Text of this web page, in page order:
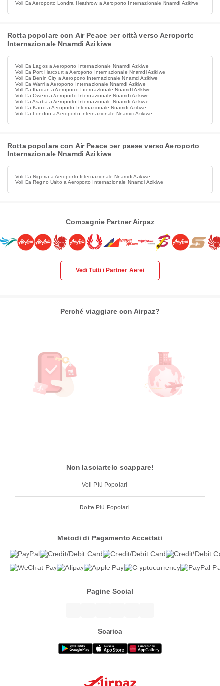
Voli Da Aeroporto Londra Heathrow a Aeroporto Internazionale Nnamdi Azikiwe
Rotta popolare con Air Peace per città verso Aeroporto
Internazionale Nnamdi Azikiwe
Voli Da Lagos a Aeroporto Internazionale Nnamdi Azikiwe
Voli Da Port Harcourt a Aeroporto Internazionale Nnamdi Azikiwe
Voli Da Benin City a Aeroporto Internazionale Nnamdi Azikiwe
Voli Da Warri a Aeroporto Internazionale Nnamdi Azikiwe
Voli Da Ibadan a Aeroporto Internazionale Nnamdi Azikiwe
Voli Da Owerri a Aeroporto Internazionale Nnamdi Azikiwe
Voli Da Asaba a Aeroporto Internazionale Nnamdi Azikiwe
Voli Da Kano a Aeroporto Internazionale Nnamdi Azikiwe
Voli Da London a Aeroporto Internazionale Nnamdi Azikiwe
Rotta popolare con Air Peace per paese verso Aeroporto
Internazionale Nnamdi Azikiwe
Voli Da Nigeria a Aeroporto Internazionale Nnamdi Azikiwe
Voli Da Regno Unito a Aeroporto Internazionale Nnamdi Azikiwe
Compagnie Partner Airpaz
Vedi Tutti i Partner Aerei
Perché viaggiare con Airpaz?
Non lasciartelo scappare!
Voli Più Popolari
Rotte Più Popolari
Metodi di Pagamento Accettati
Pagine Social
Scarica